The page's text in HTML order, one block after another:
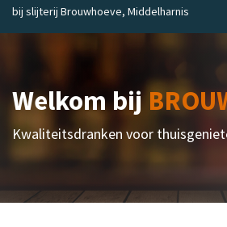
bij slijterij Brouwhoeve, Middelharnis
Welkom bij
Kwaliteitsdranken voor